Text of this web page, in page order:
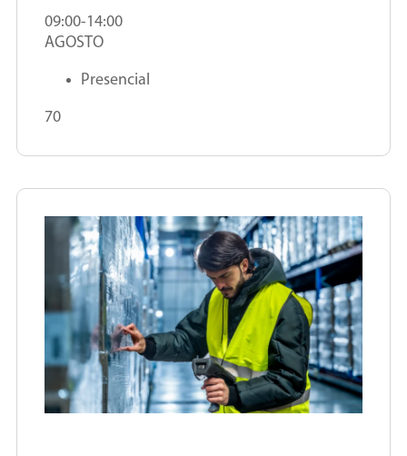
09:00-14:00
AGOSTO
Presencial
70